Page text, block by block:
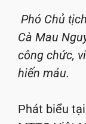
Phó Chủ
Cà Mau
công chức,
hiến máu.
Phát biểu